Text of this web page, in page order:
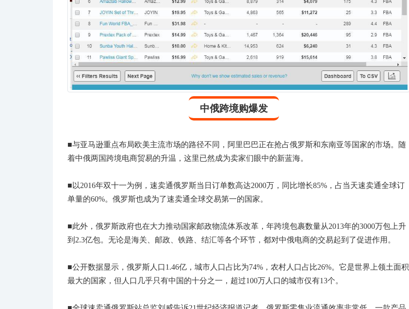
中俄跨境购爆发
■与亚马逊重点布局欧美主流市场的路径不同，阿里巴巴正在抢占俄罗斯和东南亚等国家的市场。随
着中俄两国跨境电商贸易的升温，这里已然成为卖家们眼中的新蓝海。
■ 以2016年双十一为例，速卖通俄罗斯当日订单数高达2000万，同比增长85%，占当天速卖通全球订
单量的60%。俄罗斯也成为了速卖通全球交易第一的国家。
■此外，俄罗斯政府也在大力推动国家邮政物流体系改革，年跨境包裹数量从2013年的3000万包上升
到2.3亿包。无论是海关、邮政、铁路、结汇等各个环节，都对中俄电商的交易起到了促进作用。
■公开数据显示，俄罗斯人口1.46亿，城市人口占比为74%，农村人口占比26%。它是世界上领土面积
最大的国家，但人口几乎只有中国的十分之一，超过100万人口的城市仅有13个。